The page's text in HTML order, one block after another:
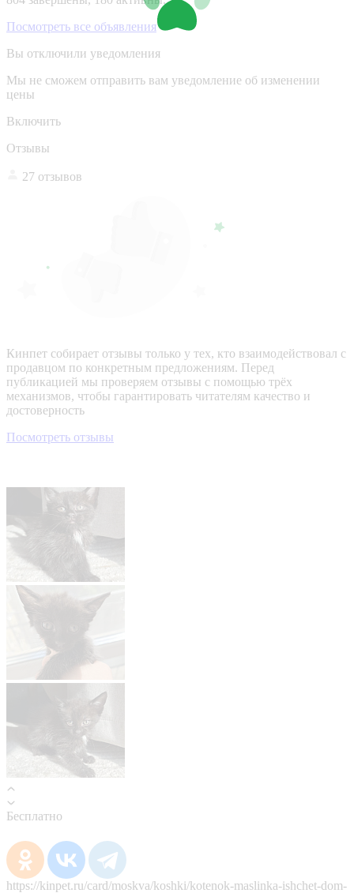
Посмотреть все объявления
Вы отключили уведомления
Мы не сможем отправить вам уведомление об изменении
цены
Включить
Отзывы
27 отзывов
Кинпет собирает отзывы только у тех, кто взаимодействовал с
продавцом по конкретным предложениям. Перед
публикацией мы проверяем отзывы с помощью трёх
механизмов, чтобы гарантировать читателям качество и
достоверность
Посмотреть отзывы
Бесплатно
https://kinpet.ru/card/moskva/koshki/kotenok-maslinka-ishchet-dom-